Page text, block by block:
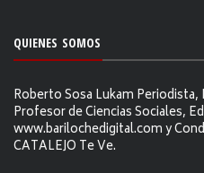
QUIENES SOMOS
Roberto Sosa Lukam
Profesor de Ciencias Sociales,
www.barilochedigital.com y
CATALEJO Te Ve.